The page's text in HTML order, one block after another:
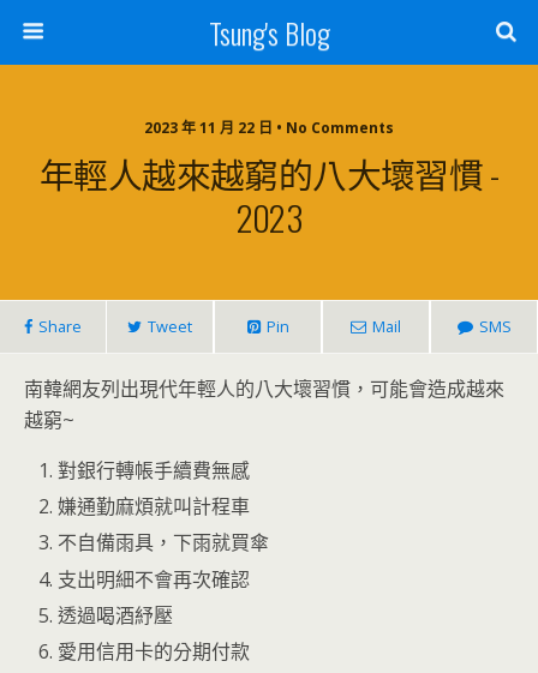
Tsung's Blog
2023 年 11 月 22 日 • No Comments
年輕人越來越窮的八大壞習慣 -
2023
Share Tweet Pin Mail SMS
南韓網友列出現代年輕人的八大壞習慣，可能會造成越來
越窮~
對銀行轉帳手續費無感
嫌通勤麻煩就叫計程車
不自備雨具，下雨就買傘
支出明細不會再次確認
透過喝酒紓壓
愛用信用卡的分期付款